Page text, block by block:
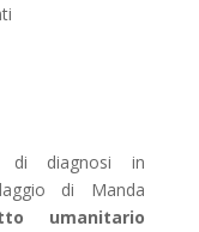
di diagnosi in
di Manda
umanitario